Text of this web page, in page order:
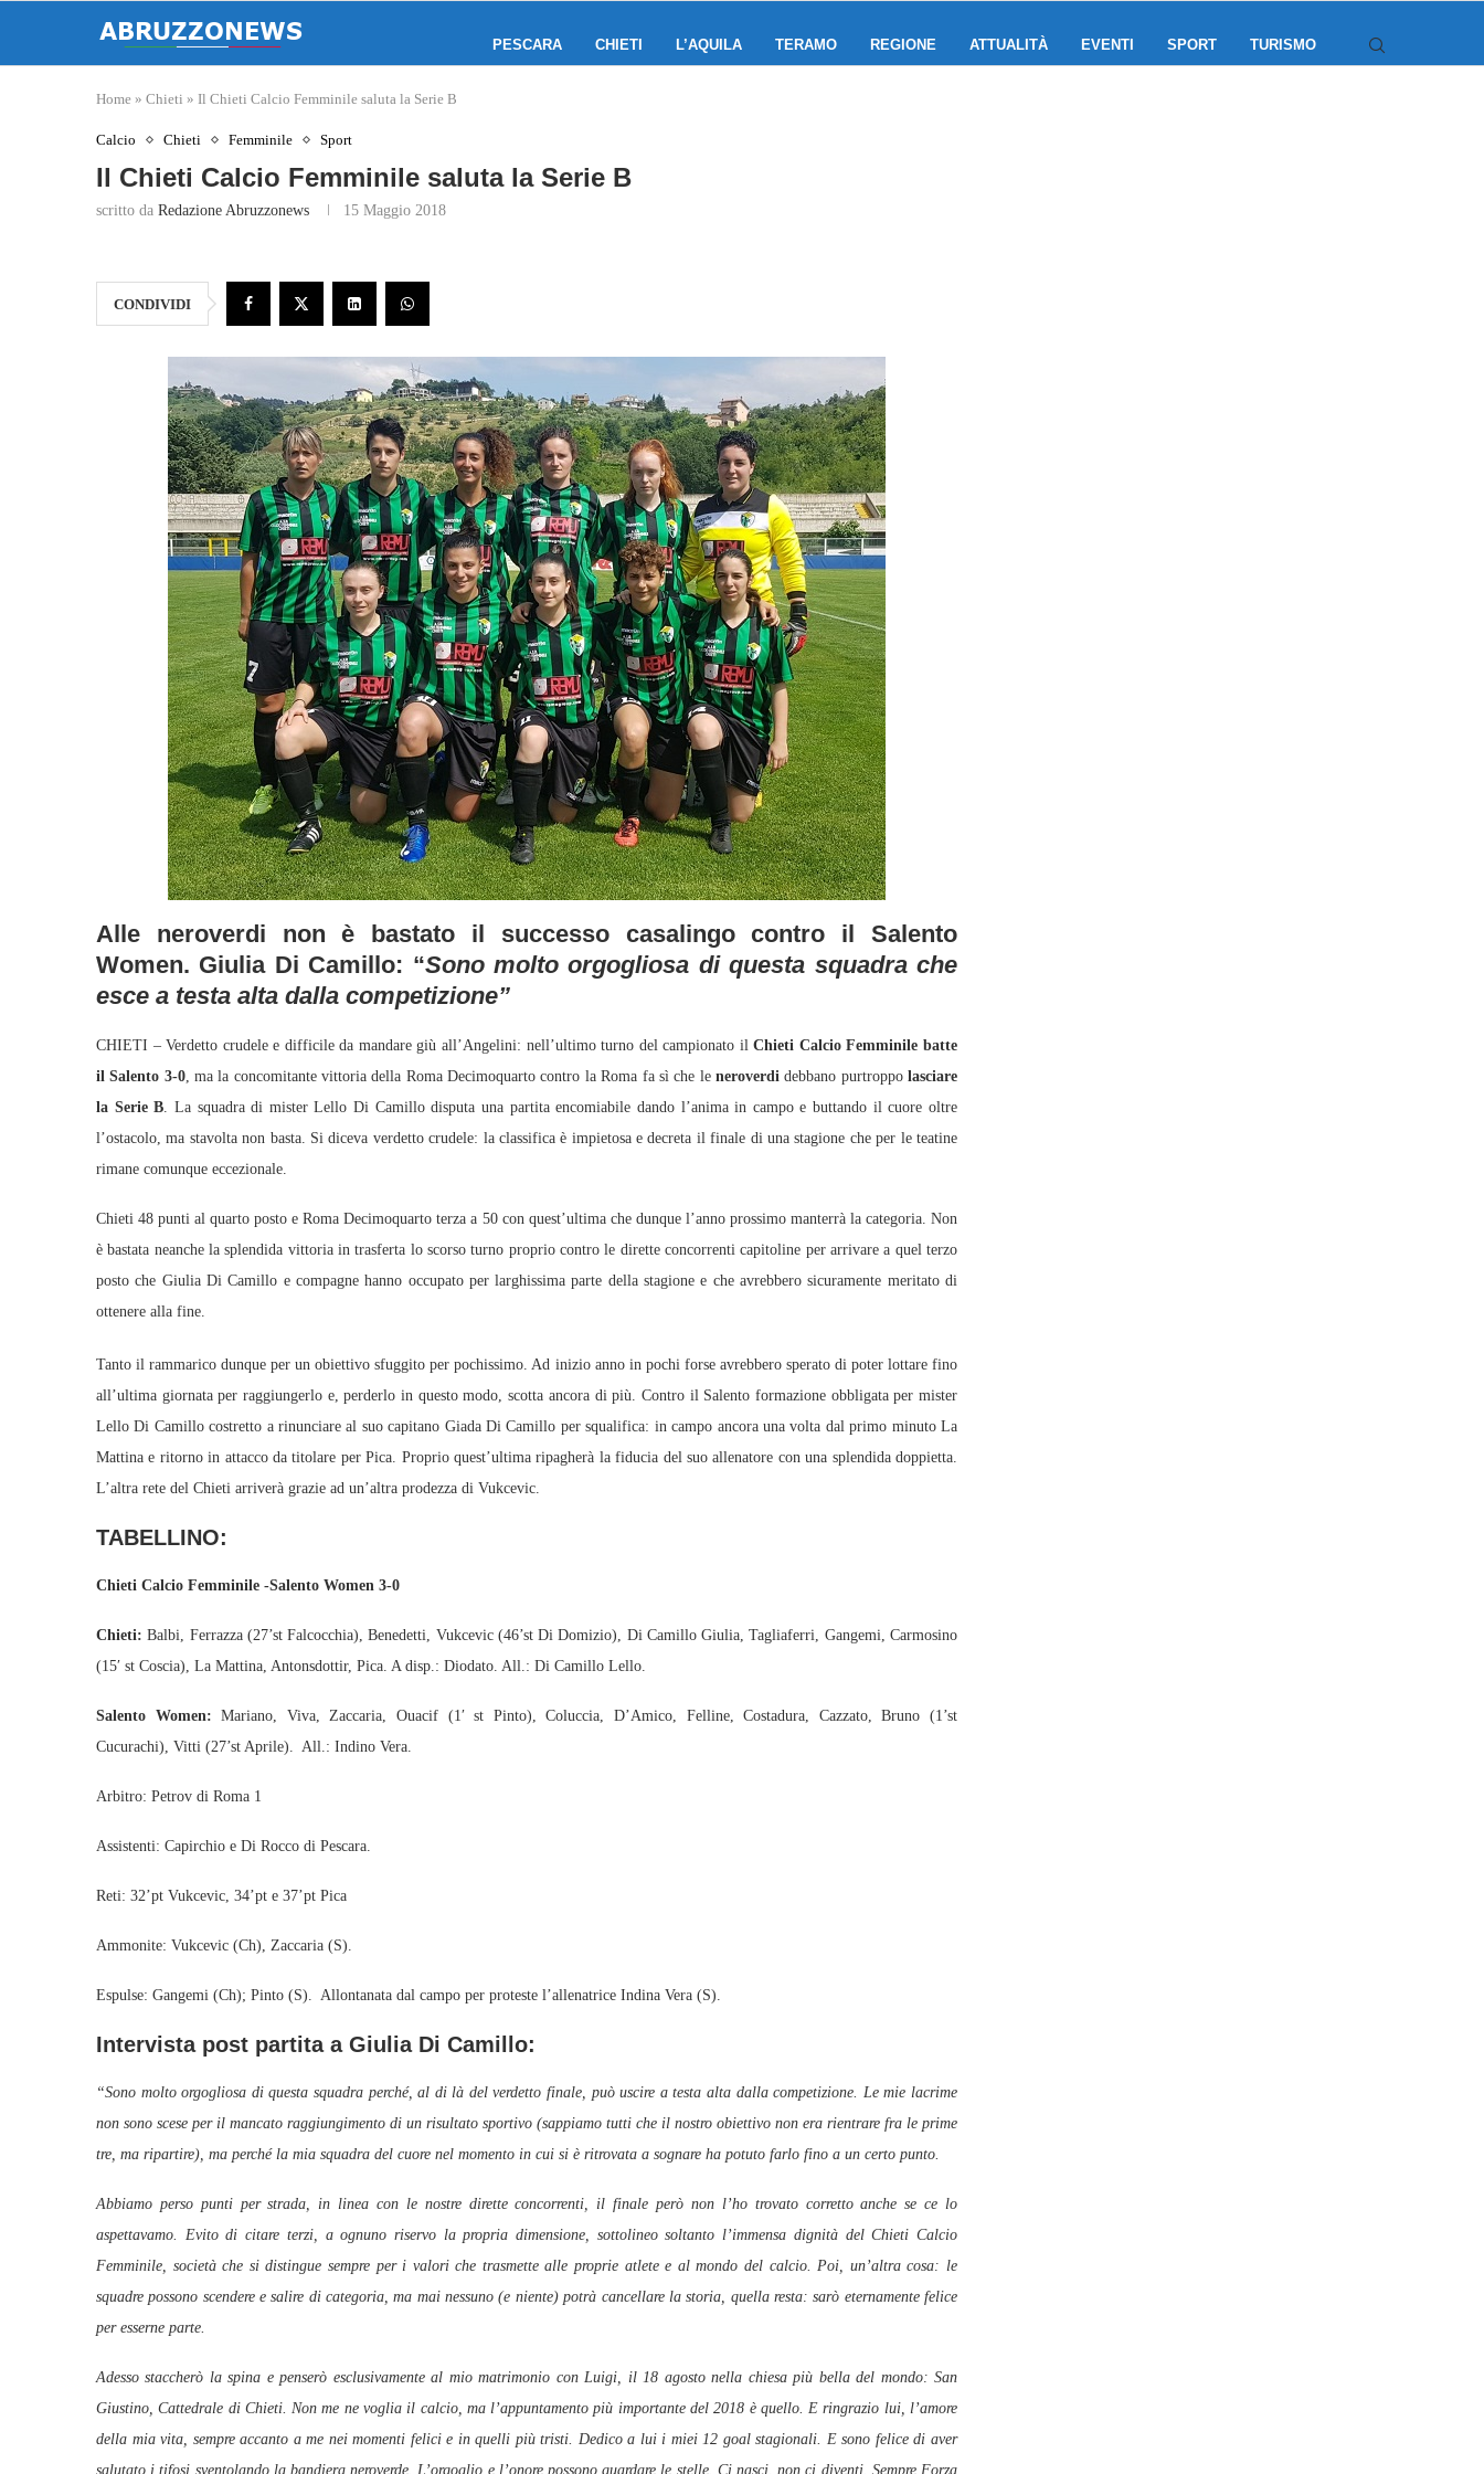
PESCARA CHIETI L’AQUILA TERAMO REGIONE ATTUALITÀ EVENTI SPORT TURISMO
Home » Chieti » Il Chieti Calcio Femminile saluta la Serie B
Calcio Chieti Femminile Sport
Il Chieti Calcio Femminile saluta la Serie B
scritto da Redazione Abruzzonews 15 Maggio 2018
CONDIVIDI
Alle neroverdi non è bastato il successo casalingo contro il Salento
Women. Giulia Di Camillo: “Sono molto orgogliosa di questa squadra che
esce a testa alta dalla competizione”
CHIETI – Verdetto crudele e difficile da mandare giù all’Angelini: nell’ultimo turno del campionato ilChieti Calcio Femminile batte
il Salento 3-0, ma la concomitante vittoria della Roma Decimoquarto contro la Roma fa sì che le neroverdidebbano purtroppolasciare
la Serie B. La squadra di mister Lello Di Camillo disputa una partita encomiabile dando l’anima in campo e buttando il cuore oltre
l’ostacolo, ma stavolta non basta. Si diceva verdetto crudele: la classifica è impietosa e decreta il finale di una stagione che per le teatine
rimane comunque eccezionale.
Chieti 48 punti al quarto posto e Roma Decimoquarto terza a 50 con quest’ultima che dunque l’anno prossimo manterrà la categoria. Non
è bastata neanche la splendida vittoria in trasferta lo scorso turno proprio contro le dirette concorrenti capitoline per arrivare a quel terzo
posto che Giulia Di Camillo e compagne hanno occupato per larghissima parte della stagione e che avrebbero sicuramente meritato di
ottenere alla fine.
Tanto il rammarico dunque per un obiettivo sfuggito per pochissimo. Ad inizio anno in pochi forse avrebbero sperato di poter lottare fino
all’ultima giornata per raggiungerlo e, perderlo in questo modo, scotta ancora di più. Contro il Salento formazione obbligata per mister
Lello Di Camillo costretto a rinunciare al suo capitano Giada Di Camillo per squalifica: in campo ancora una volta dal primo minuto La
Mattina e ritorno in attacco da titolare per Pica. Proprio quest’ultima ripagherà la fiducia del suo allenatore con una splendida doppietta.
L’altra rete del Chieti arriverà grazie ad un’altra prodezza di Vukcevic.
TABELLINO:
Chieti Calcio Femminile -Salento Women 3-0
Chieti: Balbi, Ferrazza (27’st Falcocchia), Benedetti, Vukcevic (46’st Di Domizio), Di Camillo Giulia, Tagliaferri, Gangemi, Carmosino
(15′ st Coscia), La Mattina, Antonsdottir, Pica. A disp.: Diodato. All.: Di Camillo Lello.
Salento Women: Mariano, Viva, Zaccaria, Ouacif (1′ st Pinto), Coluccia, D’Amico, Felline, Costadura, Cazzato, Bruno (1’st
Cucurachi), Vitti (27’st Aprile). All.: Indino Vera.
Arbitro: Petrov di Roma 1
Assistenti: Capirchio e Di Rocco di Pescara.
Reti: 32’pt Vukcevic, 34’pt e 37’pt Pica
Ammonite: Vukcevic (Ch), Zaccaria (S).
Espulse: Gangemi (Ch); Pinto (S). Allontanata dal campo per proteste l’allenatrice Indina Vera (S).
Intervista post partita a Giulia Di Camillo:
“Sono molto orgogliosa di questa squadra perché, al di là del verdetto finale, può uscire a testa alta dalla competizione. Le mie lacrime
non sono scese per il mancato raggiungimento di un risultato sportivo (sappiamo tutti che il nostro obiettivo non era rientrare fra le prime
tre, ma ripartire), ma perché la mia squadra del cuore nel momento in cui si è ritrovata a sognare ha potuto farlo fino a un certo punto.
Abbiamo perso punti per strada, in linea con le nostre dirette concorrenti, il finale però non l’ho trovato corretto anche se ce lo
aspettavamo. Evito di citare terzi, a ognuno riservo la propria dimensione, sottolineo soltanto l’immensa dignità del Chieti Calcio
Femminile, società che si distingue sempre per i valori che trasmette alle proprie atlete e al mondo del calcio. Poi, un’altra cosa: le
squadre possono scendere e salire di categoria, ma mai nessuno (e niente) potrà cancellare la storia, quella resta: sarò eternamente felice
per esserne parte.
Adesso staccherò la spina e penserò esclusivamente al mio matrimonio con Luigi, il 18 agosto nella chiesa più bella del mondo: San
Giustino, Cattedrale di Chieti. Non me ne voglia il calcio, ma l’appuntamento più importante del 2018 è quello. E ringrazio lui, l’amore
della mia vita, sempre accanto a me nei momenti felici e in quelli più tristi. Dedico a lui i miei 12 goal stagionali. E sono felice di aver
salutato i tifosi sventolando la bandiera neroverde. L’orgoglio e l’onore possono guardare le stelle. Ci nasci, non ci diventi. Sempre Forza